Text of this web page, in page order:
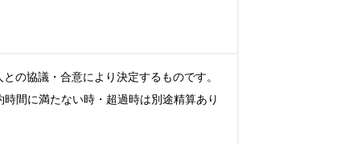
の協議・合意により決定するものです。
間に満たない時・超過時は別途精算あり